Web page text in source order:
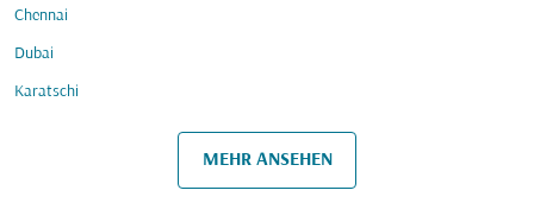
Chennai
Dubai
Karatschi
MEHR ANSEHEN